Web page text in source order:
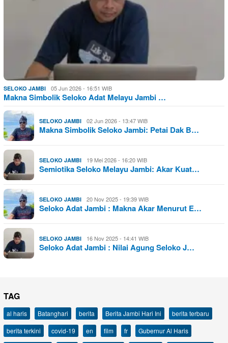
SELOKO JAMBI 05 Jun 2026 - 16:51 WIB
Makna Simbolik Seloko Adat Melayu Jambi …
SELOKO JAMBI 02 Jun 2026 - 13:47 WIB
Makna Simbolik Seloko Jambi: Petai Dak B…
SELOKO JAMBI 19 Mei 2026 - 16:20 WIB
Semiotika Seloko Melayu Jambi: Akar Kuat…
SELOKO JAMBI 20 Nov 2025 - 19:39 WIB
Seloko Adat Jambi : Makna Akar Menurut E…
SELOKO JAMBI 16 Nov 2025 - 14:41 WIB
Seloko Adat Jambi : Nilai Agung Seloko J…
TAG
al haris Batanghari berita Berita Jambi Hari Ini
berita terbaru
berita terkini
covid-19 en film fr
Gubernur Al Haris